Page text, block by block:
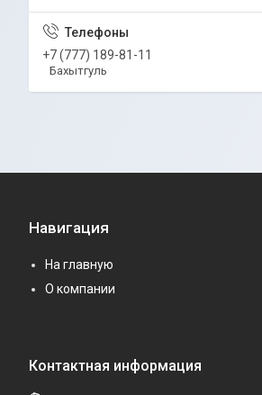
+7 (777) 189-81-11
Бахытгуль
Навигация
На главную
О компании